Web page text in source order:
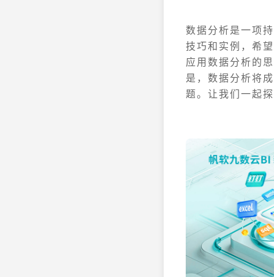
数据分析是一项
技巧和实例，希
应用数据分析的
是，数据分析将
题。让我们一起